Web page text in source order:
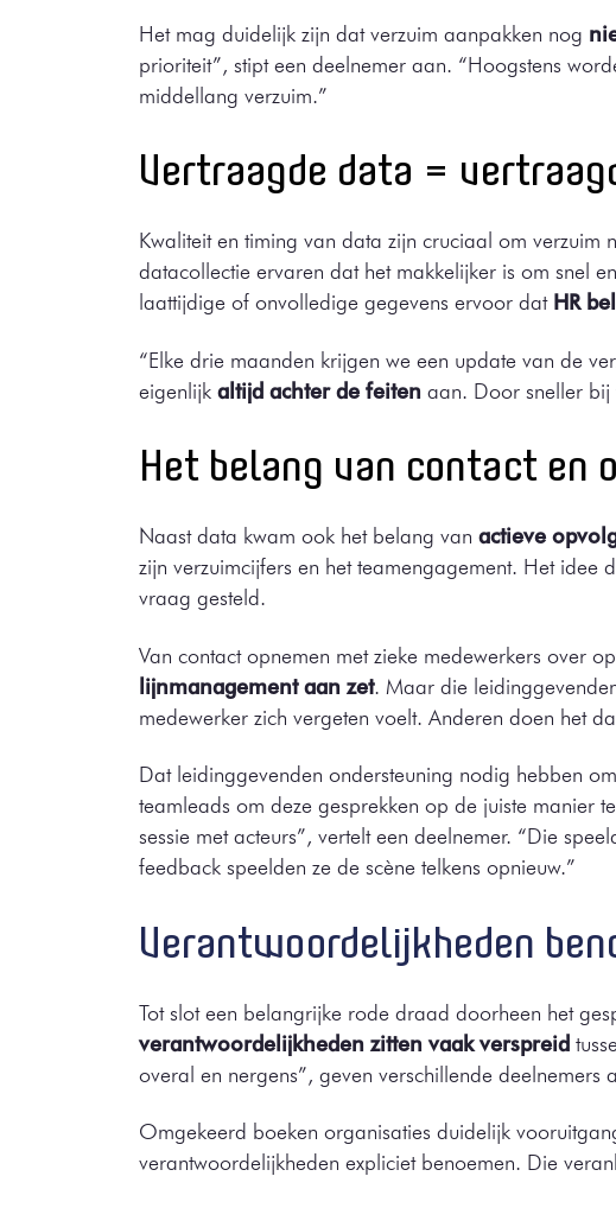
Het mag duidelijk zijn dat verzuim aanpakken nog
prioriteit”, stipt een deelnemer aan. “Hoogstens
middellang verzuim.”
Vertraagde data =
Kwaliteit en timing van data zijn cruciaal om verzuim
datacollectie ervaren dat het makkelijker is om snel
laattijdige of onvolledige gegevens ervoor dat HR
“Elke drie maanden krijgen we een update van de
eigenlijk altijd achter de feiten aan. Door sneller bij
Het belang van contact en
Naast data kwam ook het belang van actieve
zijn verzuimcijfers en het teamengagement. Het
vraag gesteld.
Van contact opnemen met zieke medewerkers over
lijnmanagement aan zet. Maar die
medewerker zich vergeten voelt. Anderen doen het
Dat leidinggevenden ondersteuning nodig hebben
teamleads om deze gesprekken op de juiste manier
sessie met acteurs”, vertelt een deelnemer. “Die
feedback speelden ze de scène telkens opnieuw.”
Verantwoordelijkheden
Tot slot een belangrijke rode draad doorheen het
verantwoordelijkheden zitten vaak verspreid
overal en nergens”, geven verschillende deelnemers
Omgekeerd boeken organisaties duidelijk
verantwoordelijkheden expliciet benoemen. Die